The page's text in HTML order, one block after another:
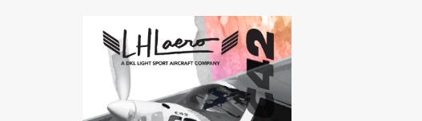
Guadeloupe
Guyane
Île-de-France